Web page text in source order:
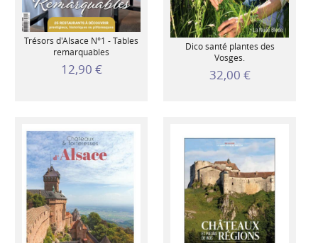
Trésors d'Alsace N°1 - Tables
remarquables
12,90 €
Dico santé plantes des
Vosges.
32,00 €